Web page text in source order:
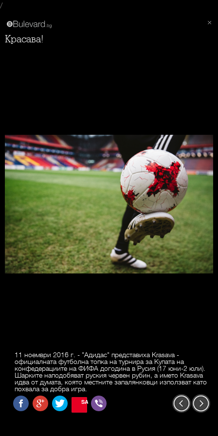
/
Красава!
11 ноември 2016 г. - "Адидас" представиха Krasava -
официалната футболна топка на турнира за Купата на
конфедерациите на ФИФА догодина в Русия (17 юни-2 юли).
Шарките наподобяват руския червен рубин, а името Krasava
идва от думата, която местните запалянковци използват като
похвала за добра игра.
SAVE